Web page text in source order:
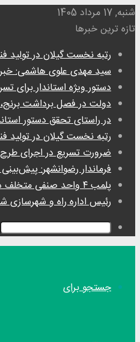
شنبه, 17 مرداد 1405
تازه ترین خبرها
رتبه نخست گیلان در تولید فندق /
سید مهدی علوی هاشمی:
دستور ویژه استاندار برای
دولت در فصل برداشت برنج،
در راستای تحقق دستور استاندار گیلان :آسفالت ۸۰۰۰
رتبه نخست گیلان در تولید فندوق /
ضرورت تسریع در اجرای طرح
فرماندار رضوانشهر: پیش‌بینی برداشت ۴۵ هزار تن شلتوک از
پلمب ۴ واحد صنفی متخلف در آستارا
رئیس اداره راه و شهرسازی شهرستان
جستجو برای